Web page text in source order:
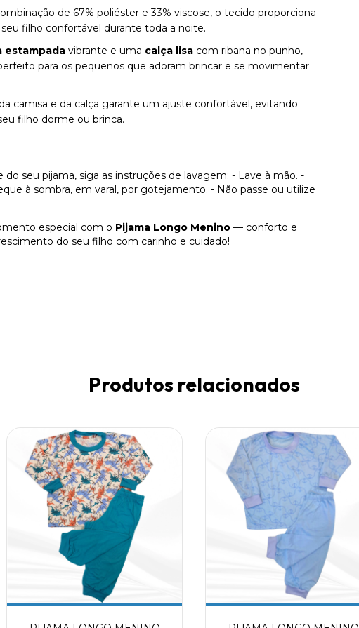
de 67% poliéster e 33% viscose, o tecido proporciona
filho confortável durante toda a noite.
estampada vibrante e uma calça lisa com ribana no punho,
para os pequenos que adoram brincar e se movimentar
camisa e da calça garante um ajuste confortável, evitando
filho dorme ou brinca.
do seu pijama, siga as instruções de lavagem: - Lave à mão. -
à sombra, em varal, por gotejamento. - Não passe ou utilize
especial com o Pijama Longo Menino — conforto e
do seu filho com carinho e cuidado!
Produtos relacionados